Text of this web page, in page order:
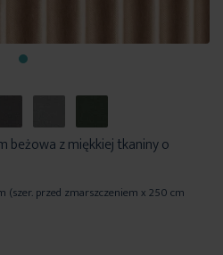
beżowa z miękkiej tkaniny o
(szer. przed zmarszczeniem x 250 cm